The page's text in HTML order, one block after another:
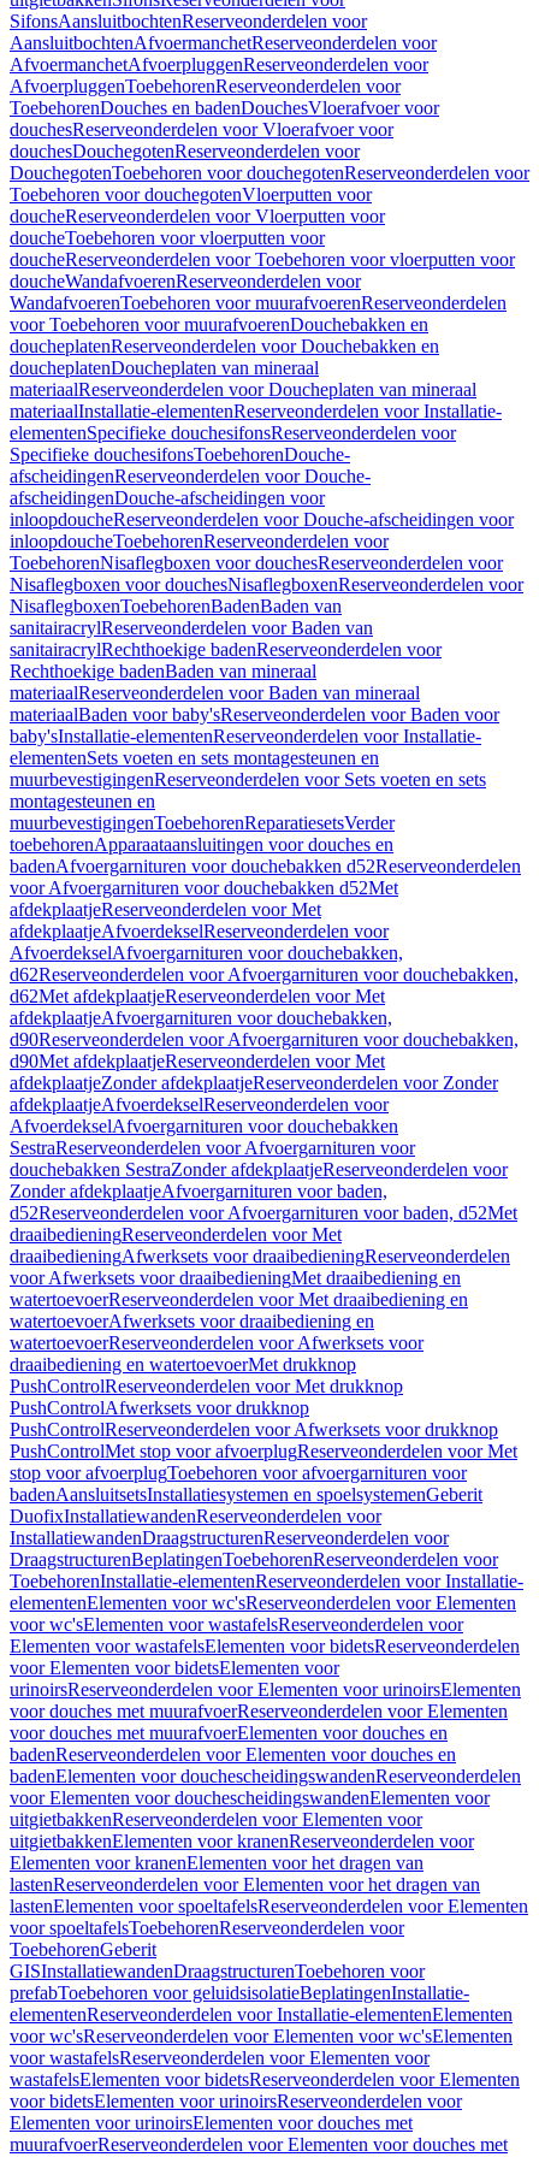
SifonsAansluitbochtenReserveonderdelen voor
AansluitbochtenAfvoermanchetReserveonderdelen voor
AfvoermanchetAfvoerpluggenReserveonderdelen voor
AfvoerpluggenToebehorenReserveonderdelen voor
ToebehorenDouches en badenDouchesVloerafvoer voor
douchesReserveonderdelen voor Vloerafvoer voor
douchesDouchegotenReserveonderdelen voor
DouchegotenToebehoren voor douchegotenReserveonderdelen voor
Toebehoren voor douchegotenVloerputten voor
doucheReserveonderdelen voor Vloerputten voor
doucheToebehoren voor vloerputten voor
doucheReserveonderdelen voor Toebehoren voor vloerputten voor
doucheWandafvoerenReserveonderdelen voor
WandafvoerenToebehoren voor muurafvoerenReserveonderdelen
voor Toebehoren voor muurafvoerenDouchebakken en
doucheplatenReserveonderdelen voor Douchebakken en
doucheplatenDoucheplaten van mineraal
materiaalReserveonderdelen voor Doucheplaten van mineraal
materiaalInstallatie-elementenReserveonderdelen voor Installatie-
elementenSpecifieke douchesifonsReserveonderdelen voor
Specifieke douchesifonsToebehorenDouche-
afscheidingenReserveonderdelen voor Douche-
afscheidingenDouche-afscheidingen voor
inloopdoucheReserveonderdelen voor Douche-afscheidingen voor
inloopdoucheToebehorenReserveonderdelen voor
ToebehorenNisaflegboxen voor douchesReserveonderdelen voor
Nisaflegboxen voor douchesNisaflegboxenReserveonderdelen voor
NisaflegboxenToebehorenBadenBaden van
sanitairacrylReserveonderdelen voor Baden van
sanitairacrylRechthoekige badenReserveonderdelen voor
Rechthoekige badenBaden van mineraal
materiaalReserveonderdelen voor Baden van mineraal
materiaalBaden voor baby'sReserveonderdelen voor Baden voor
baby'sInstallatie-elementenReserveonderdelen voor Installatie-
elementenSets voeten en sets montagesteunen en
muurbevestigingenReserveonderdelen voor Sets voeten en sets
montagesteunen en
muurbevestigingenToebehorenReparatiesetsVerder
toebehorenApparaataansluitingen voor douches en
badenAfvoergarnituren voor douchebakken d52Reserveonderdelen
voor Afvoergarnituren voor douchebakken d52Met
afdekplaatjeReserveonderdelen voor Met
afdekplaatjeAfvoerdekselReserveonderdelen voor
AfvoerdekselAfvoergarnituren voor douchebakken,
d62Reserveonderdelen voor Afvoergarnituren voor douchebakken,
d62Met afdekplaatjeReserveonderdelen voor Met
afdekplaatjeAfvoergarnituren voor douchebakken,
d90Reserveonderdelen voor Afvoergarnituren voor douchebakken,
d90Met afdekplaatjeReserveonderdelen voor Met
afdekplaatjeZonder afdekplaatjeReserveonderdelen voor Zonder
afdekplaatjeAfvoerdekselReserveonderdelen voor
AfvoerdekselAfvoergarnituren voor douchebakken
SestraReserveonderdelen voor Afvoergarnituren voor
douchebakken SestraZonder afdekplaatjeReserveonderdelen voor
Zonder afdekplaatjeAfvoergarnituren voor baden,
d52Reserveonderdelen voor Afvoergarnituren voor baden, d52Met
draaibedieningReserveonderdelen voor Met
draaibedieningAfwerksets voor draaibedieningReserveonderdelen
voor Afwerksets voor draaibedieningMet draaibediening en
watertoevoerReserveonderdelen voor Met draaibediening en
watertoevoerAfwerksets voor draaibediening en
watertoevoerReserveonderdelen voor Afwerksets voor
draaibediening en watertoevoerMet drukknop
PushControlReserveonderdelen voor Met drukknop
PushControlAfwerksets voor drukknop
PushControlReserveonderdelen voor Afwerksets voor drukknop
PushControlMet stop voor afvoerplugReserveonderdelen voor Met
stop voor afvoerplugToebehoren voor afvoergarnituren voor
badenAansluitsetsInstallatiesystemen en spoelsystemenGeberit
DuofixInstallatiewandenReserveonderdelen voor
InstallatiewandenDraagstructurenReserveonderdelen voor
DraagstructurenBeplatingenToebehorenReserveonderdelen voor
ToebehorenInstallatie-elementenReserveonderdelen voor Installatie-
elementenElementen voor wc'sReserveonderdelen voor Elementen
voor wc'sElementen voor wastafelsReserveonderdelen voor
Elementen voor wastafelsElementen voor bidetsReserveonderdelen
voor Elementen voor bidetsElementen voor
urinoirsReserveonderdelen voor Elementen voor urinoirsElementen
voor douches met muurafvoerReserveonderdelen voor Elementen
voor douches met muurafvoerElementen voor douches en
badenReserveonderdelen voor Elementen voor douches en
badenElementen voor douchescheidingswandenReserveonderdelen
voor Elementen voor douchescheidingswandenElementen voor
uitgietbakkenReserveonderdelen voor Elementen voor
uitgietbakkenElementen voor kranenReserveonderdelen voor
Elementen voor kranenElementen voor het dragen van
lastenReserveonderdelen voor Elementen voor het dragen van
lastenElementen voor spoeltafelsReserveonderdelen voor Elementen
voor spoeltafelsToebehorenReserveonderdelen voor
ToebehorenGeberit
GISInstallatiewandenDraagstructurenToebehoren voor
prefabToebehoren voor geluidsisolatieBeplatingenInstallatie-
elementenReserveonderdelen voor Installatie-elementenElementen
voor wc'sReserveonderdelen voor Elementen voor wc'sElementen
voor wastafelsReserveonderdelen voor Elementen voor
wastafelsElementen voor bidetsReserveonderdelen voor Elementen
voor bidetsElementen voor urinoirsReserveonderdelen voor
Elementen voor urinoirsElementen voor douches met
muurafvoerReserveonderdelen voor Elementen voor douches met